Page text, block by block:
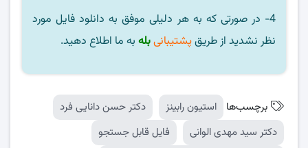
4- در صورتی که به هر دلیلی موفق به دانلود فایل مورد
نظر نشدید از طریقپشتیبانیبله به ما اطلاع دهید.
برچسب‌ها استیون رابینز
دکتر حسن دانایی فرد
دکتر سید مهدی الوانی
فایل قابل جستجو